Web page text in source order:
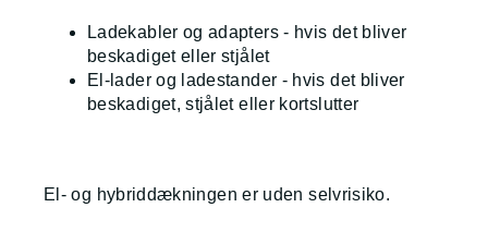
Ladekabler og adapters - hvis det bliver
beskadiget eller stjålet
El-lader og ladestander - hvis det bliver
beskadiget, stjålet eller kortslutter
El- og hybriddækningen er uden selvrisiko.